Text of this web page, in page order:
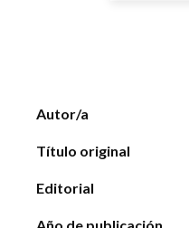
Autor/a
Título original
Editorial